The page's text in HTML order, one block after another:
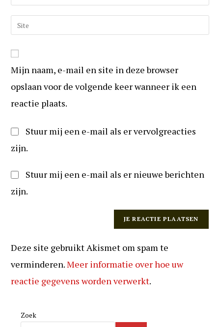
om
uw
e-
mail
om
te
reageren
Vul
uw
URL
in
(optioneel)
Mijn naam, e-mail en site in deze browser
opslaan voor de volgende keer wanneer ik een
reactie plaats.
Stuur mij een e-mail als er vervolgreacties
zijn.
Stuur mij een e-mail als er nieuwe berichten
zijn.
Deze site gebruikt Akismet om spam te
verminderen.Meer informatie over hoe uw
reactie gegevens worden verwerkt.
Zoek